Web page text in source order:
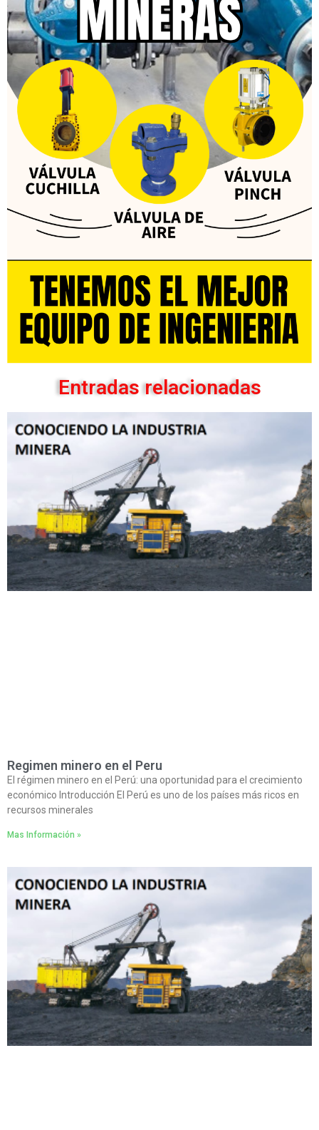
Entradas relacionadas
Regimen minero en el Peru
El régimen minero en el Perú: una oportunidad para el crecimiento
económico Introducción El Perú es uno de los países más ricos en
recursos minerales
Mas Información »